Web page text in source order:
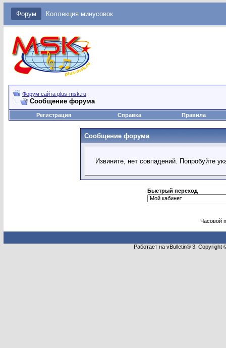
Форум Коллекция минусовок
Форум сайта plus-msk.ru
Сообщение форума
Регистрация Справка Правила
Сообщение форума
Извините, нет совпадений. Попробуйте
Быстрый переход
Часовой
Работает на vBulletin® 3.